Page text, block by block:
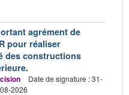
agrément de
pour réaliser
des constructions
Date de signature : 31-
2026